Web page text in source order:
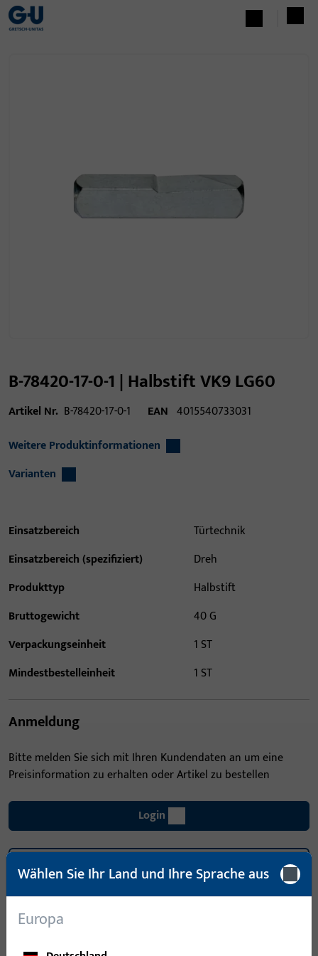
B-78420-17-0-1 | Halbstift VK9 LG60
Artikel Nr. B-78420-17-0-1 EAN 4015540733031
Weitere Produktinformationen
Varianten
Einsatzbereich
Türtechnik
Einsatzbereich (spezifiziert)
Dreh
Produkttyp
Halbstift
Bruttogewicht
40 G
Verpackungseinheit
1 ST
Mindestbestelleinheit
1 ST
Anmeldung
Bitte melden Sie sich mit Ihren Kundendaten an um eine
Preisinformation zu erhalten oder Artikel zu bestellen
Login
Account erstellen
Produktbeschreibung
Wählen Sie Ihr Land und Ihre Sprache aus
Europa